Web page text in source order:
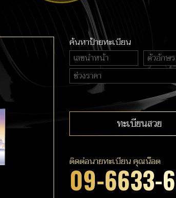
ค้นหาป้ายทะเบียน
ทะเบียนสวย
ติดต่อนายทะเบียน คุณน๊อต
09-6633-